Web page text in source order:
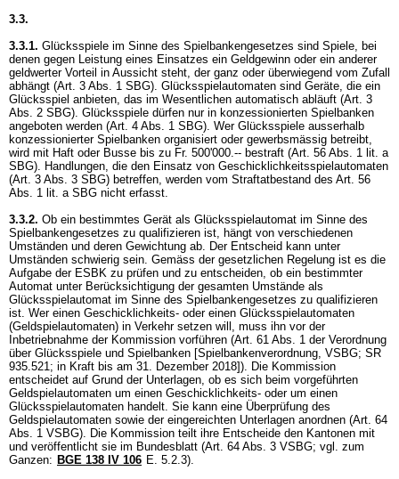
3.3.
3.3.1. Glücksspiele im Sinne des Spielbankengesetzes sind Spiele, bei
denen gegen Leistung eines Einsatzes ein Geldgewinn oder ein anderer
geldwerter Vorteil in Aussicht steht, der ganz oder überwiegend vom Zufall
abhängt (Art. 3 Abs. 1 SBG). Glücksspielautomaten sind Geräte, die ein
Glücksspiel anbieten, das im Wesentlichen automatisch abläuft (Art. 3
Abs. 2 SBG). Glücksspiele dürfen nur in konzessionierten Spielbanken
angeboten werden (Art. 4 Abs. 1 SBG). Wer Glücksspiele ausserhalb
konzessionierter Spielbanken organisiert oder gewerbsmässig betreibt,
wird mit Haft oder Busse bis zu Fr. 500'000.-- bestraft (Art. 56 Abs. 1 lit. a
SBG). Handlungen, die den Einsatz von Geschicklichkeitsspielautomaten
(Art. 3 Abs. 3 SBG) betreffen, werden vom Straftatbestand des Art. 56
Abs. 1 lit. a SBG nicht erfasst.
3.3.2. Ob ein bestimmtes Gerät als Glücksspielautomat im Sinne des
Spielbankengesetzes zu qualifizieren ist, hängt von verschiedenen
Umständen und deren Gewichtung ab. Der Entscheid kann unter
Umständen schwierig sein. Gemäss der gesetzlichen Regelung ist es die
Aufgabe der ESBK zu prüfen und zu entscheiden, ob ein bestimmter
Automat unter Berücksichtigung der gesamten Umstände als
Glücksspielautomat im Sinne des Spielbankengesetzes zu qualifizieren
ist. Wer einen Geschicklichkeits- oder einen Glücksspielautomaten
(Geldspielautomaten) in Verkehr setzen will, muss ihn vor der
Inbetriebnahme der Kommission vorführen (Art. 61 Abs. 1 der Verordnung
über Glücksspiele und Spielbanken [Spielbankenverordnung, VSBG; SR
935.521; in Kraft bis am 31. Dezember 2018]). Die Kommission
entscheidet auf Grund der Unterlagen, ob es sich beim vorgeführten
Geldspielautomaten um einen Geschicklichkeits- oder um einen
Glücksspielautomaten handelt. Sie kann eine Überprüfung des
Geldspielautomaten sowie der eingereichten Unterlagen anordnen (Art. 64
Abs. 1 VSBG). Die Kommission teilt ihre Entscheide den Kantonen mit
und veröffentlicht sie im Bundesblatt (Art. 64 Abs. 3 VSBG; vgl. zum
Ganzen: BGE 138 IV 106 E. 5.2.3).